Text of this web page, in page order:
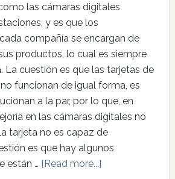
las cámaras digitales
y es que los
compañía se encargan de
productos, lo cual es siempre
La cuestión es que las tarjetas de
funcionan de igual forma, es
a la par, por lo que, en
en las cámaras digitales no
tarjeta no es capaz de
es que hay algunos
están … [Read more...]